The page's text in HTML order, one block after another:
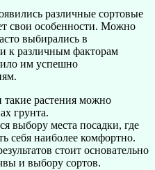
различные сортовые
свои особенности. Можно
выбирались в
к различным факторам
им успешно
растения можно
грунта.
выбору места посадки, где
себя наиболее комфортно.
стоит основательно
и выбору сортов.